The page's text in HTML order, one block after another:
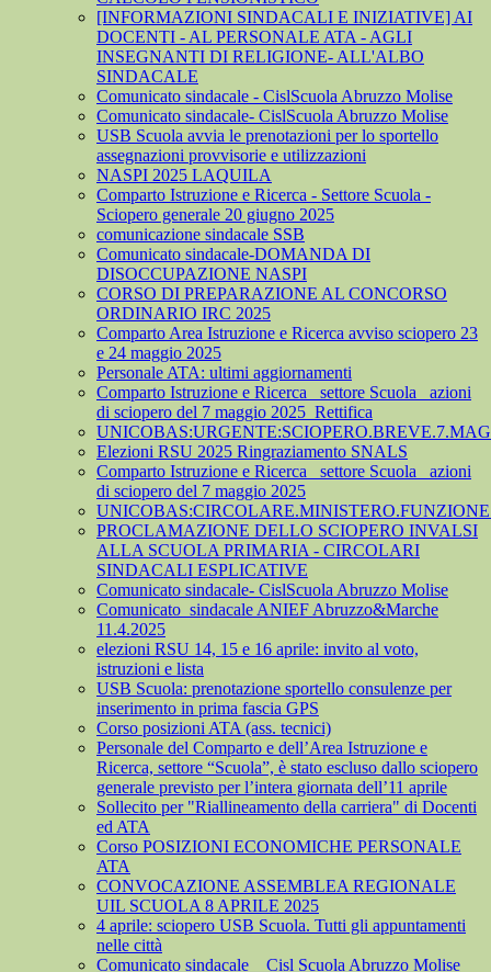
[INFORMAZIONI SINDACALI E INIZIATIVE] AI
DOCENTI - AL PERSONALE ATA - AGLI
INSEGNANTI DI RELIGIONE- ALL'ALBO
SINDACALE
Comunicato sindacale - CislScuola Abruzzo Molise
Comunicato sindacale- CislScuola Abruzzo Molise
USB Scuola avvia le prenotazioni per lo sportello
assegnazioni provvisorie e utilizzazioni
NASPI 2025 LAQUILA
Comparto Istruzione e Ricerca - Settore Scuola -
Sciopero generale 20 giugno 2025
comunicazione sindacale SSB
Comunicato sindacale-DOMANDA DI
DISOCCUPAZIONE NASPI
CORSO DI PREPARAZIONE AL CONCORSO
ORDINARIO IRC 2025
Comparto Area Istruzione e Ricerca avviso sciopero 23
e 24 maggio 2025
Personale ATA: ultimi aggiornamenti
Comparto Istruzione e Ricerca_ settore Scuola_ azioni
di sciopero del 7 maggio 2025_Rettifica
Elezioni RSU 2025 Ringraziamento SNALS
Comparto Istruzione e Ricerca_ settore Scuola_ azioni
di sciopero del 7 maggio 2025
PROCLAMAZIONE DELLO SCIOPERO INVALSI
ALLA SCUOLA PRIMARIA - CIRCOLARI
SINDACALI ESPLICATIVE
Comunicato sindacale- CislScuola Abruzzo Molise
Comunicato_sindacale ANIEF Abruzzo&Marche
11.4.2025
elezioni RSU 14, 15 e 16 aprile: invito al voto,
istruzioni e lista
USB Scuola: prenotazione sportello consulenze per
inserimento in prima fascia GPS
Corso posizioni ATA (ass. tecnici)
Personale del Comparto e dell’Area Istruzione e
Ricerca, settore “Scuola”, è stato escluso dallo sciopero
generale previsto per l’intera giornata dell’11 aprile
Sollecito per "Riallineamento della carriera" di Docenti
ed ATA
Corso POSIZIONI ECONOMICHE PERSONALE
ATA
CONVOCAZIONE ASSEMBLEA REGIONALE
UIL SCUOLA 8 APRILE 2025
4 aprile: sciopero USB Scuola. Tutti gli appuntamenti
nelle città
Comunicato sindacale _ Cisl Scuola Abruzzo Molise